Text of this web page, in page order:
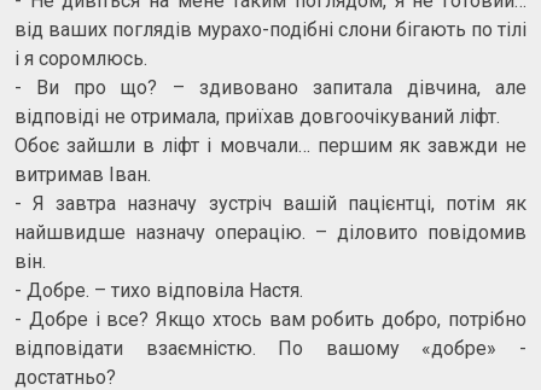
від ваших поглядів мурахо-подібні слони бігають по тілі
і я соромлюсь.
- Ви про що? – здивовано запитала дівчина, але
відповіді не отримала, приїхав довгоочікуваний ліфт.
Обоє зайшли в ліфт і мовчали… першим як завжди не
витримав Іван.
- Я завтра назначу зустріч вашій пацієнтці, потім як
найшвидше назначу операцію. – діловито повідомив
він.
- Добре. – тихо відповіла Настя.
- Добре і все? Якщо хтось вам робить добро, потрібно
відповідати взаємністю. По вашому «добре» -
достатньо?